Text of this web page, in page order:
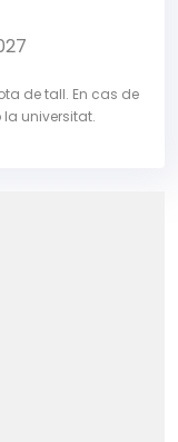
de tall. En cas de
universitat.